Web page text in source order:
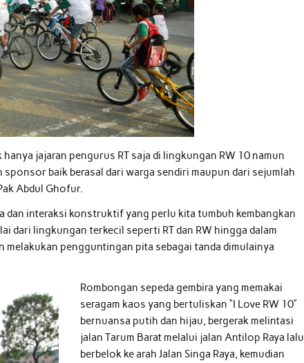
jajaran pengurus RT saja di lingkungan RW 10 namun
baik berasal dari warga sendiri maupun dari sejumlah
Abdul Ghofur.
dan interaksi konstruktif yang perlu kita tumbuh kembangkan
dari lingkungan terkecil seperti RT dan RW hingga dalam
melakukan pengguntingan pita sebagai tanda dimulainya
Rombongan sepeda gembira yang memakai
seragam kaos yang bertuliskan “I Love RW 10”
bernuansa putih dan hijau, bergerak melintasi
jalan Tarum Barat melalui jalan Antilop Raya lalu
berbelok ke arah Jalan Singa Raya, kemudian